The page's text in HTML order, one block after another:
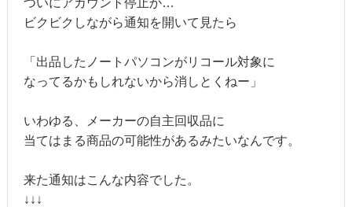
ビクビクしながら通知を開いて見たら
「出品したノートパソコンがリコール対象に
なってるかもしれないから消しとくねー」
いわゆる、メーカーの自主回収品に
当てはまる商品の可能性があるみたいなんです。
来た通知はこんな内容でした。
↓↓↓